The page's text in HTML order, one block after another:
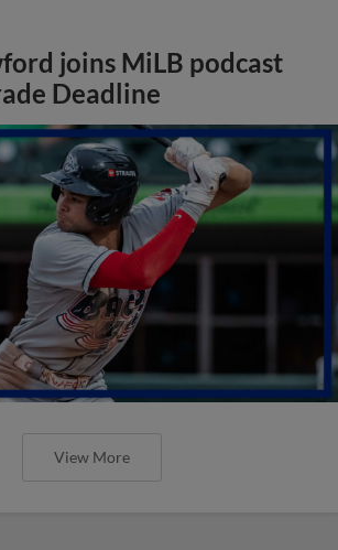
joins MiLB podcast
Deadline
View More